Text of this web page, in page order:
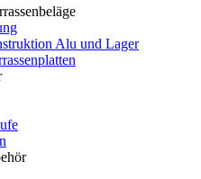
Alu und Lager